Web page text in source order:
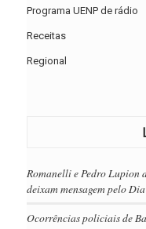
Programa UENP de rádio
Receitas
Regional
Romanelli e Pedro Lupion
deixam mensagem pelo
Ocorrências policiais de